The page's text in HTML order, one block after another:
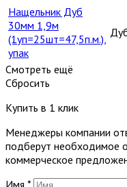
Нащельник Дуб
30мм 1,9м
(1уп=25шт=47,5п.м.),
упак
Смотреть ещё
Сбросить
Купить в 1 клик
Менеджеры компании
подберут необходимое
коммерческое
Имя *